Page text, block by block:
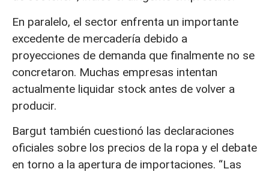
En paralelo, el sector enfrenta un importante
excedente de mercadería debido a
proyecciones de demanda que finalmente no se
concretaron. Muchas empresas intentan
actualmente liquidar stock antes de volver a
producir.
Bargut también cuestionó las declaraciones
oficiales sobre los precios de la ropa y el debate
en torno a la apertura de importaciones. “Las